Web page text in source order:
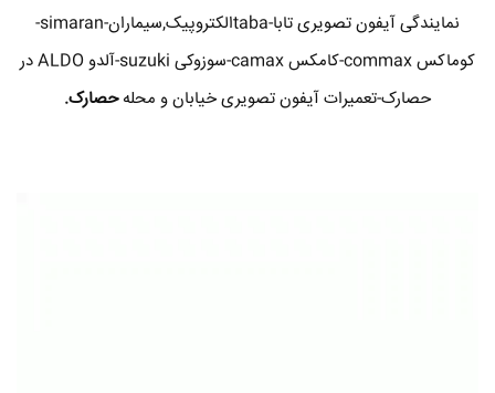
نمایندگی آیفون تصویری تابا-tabaالکتروپیک,سیماران-simaran-
کوماکس commax-کامکس camax-سوزوکی suzuki-آلدو ALDO در
حصارک-تعمیرات آیفون تصویری خیابان و محلهحصارک.